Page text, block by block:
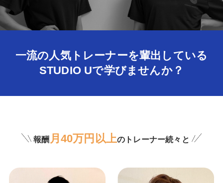
一流の人気トレーナーを輩出している
STUDIO Uで学びませんか？
報酬 月40万円以上のトレーナー続々と